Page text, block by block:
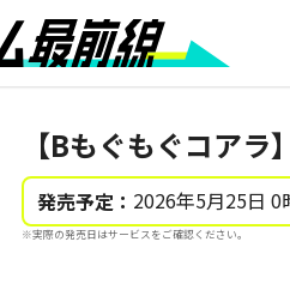
【Bもぐもぐコア
発売予定： 2026年5月25日 0
※実際の発売日はサービスをご確認ください。